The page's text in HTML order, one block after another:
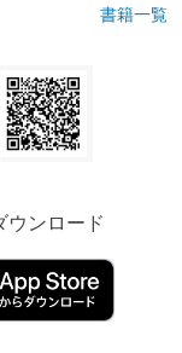
書籍一覧
ウンロード